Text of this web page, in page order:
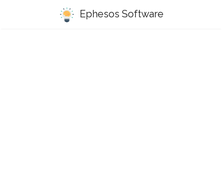
Ephesos Software